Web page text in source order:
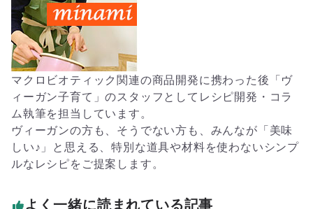
マクロビオティック関連の商品開発に携わった後「ヴ
ィーガン子育て」のスタッフとしてレシピ開発・コラ
ム執筆を担当しています。
ヴィーガンの方も、そうでない方も、みんなが「美味
しい♪」と思える、特別な道具や材料を使わないシンプ
ルなレシピをご提案します。
よく一緒に読まれている記事